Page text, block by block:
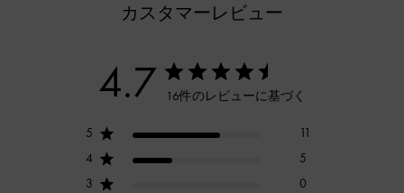
カスタマーレビュー
4.7 16件のレビューに基づく
5
11
4
5
3
0